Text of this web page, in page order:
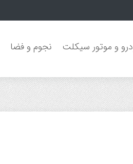
و موتور سیکلت نجوم و فضا